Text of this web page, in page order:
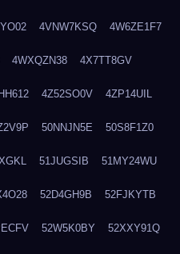
4VNW7KSQ 4W6ZE1F7
4WXQZN38 4X7TT8GV
4Z52SO0V 4ZP14UIL
50NNJN5E 50S8F1Z0
51JUGSIB 51MY24WU
52D4GH9B 52FJKYTB
52W5K0BY 52XXY91Q